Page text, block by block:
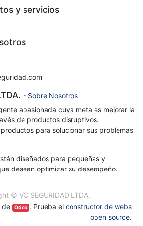
y servicios
- Sobre Nosotros
apasionada cuya meta es mejorar la
de productos disruptivos.
para solucionar sus problemas
diseñados para pequeñas y
desean optimizar su desempeño.
© VC SEGURIDAD LTDA.
de
Odoo . Prueba el constructor de webs
open source.